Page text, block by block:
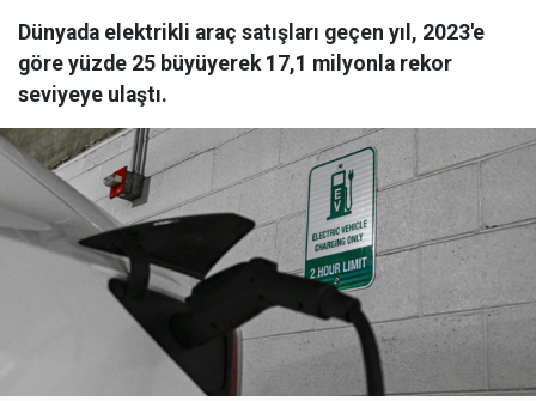
Dünyada elektrikli araç satışları geçen yıl, 2023'e
göre yüzde 25 büyüyerek 17,1 milyonla rekor
seviyeye ulaştı.